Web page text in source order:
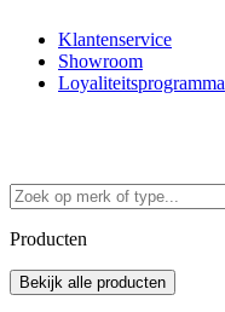
Klantenservice
Showroom
Loyaliteitsprogramma
Producten